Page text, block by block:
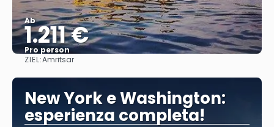
Ab
1.211 €
Pro person
ZIEL:Amritsar
New York e Washington:
esperienza completa!